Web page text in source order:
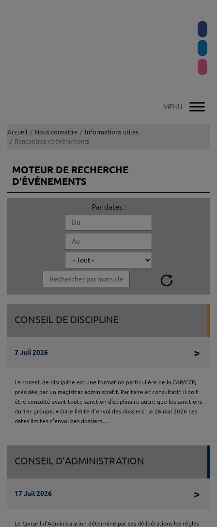
Accueil Nous connaître
Informations utiles
Rencontres et événements
MOTEUR DE RECHERCHE
D'ÉVÉNEMENTS
Par dates :
CONSEIL DE DISCIPLINE
7 Juil 2026 Lire
>
Le conseil de discipline est une formation particulière de la CAP/CCP,
présidée par un magistrat administratif. Paritaire et consultatif, il doit
être consulté avant toute sanction disciplinaire autre que les sanctions
du 1er groupe. ♦ Date limite d’envoi des dossiers : le 26 mai 2026 Les
dates limites d’envoi des dossiers…
CONSEIL D’ADMINISTRATION
17 Juil 2026 Lire
>
Le Conseil d’Administration détermine par ses délibérations les règles